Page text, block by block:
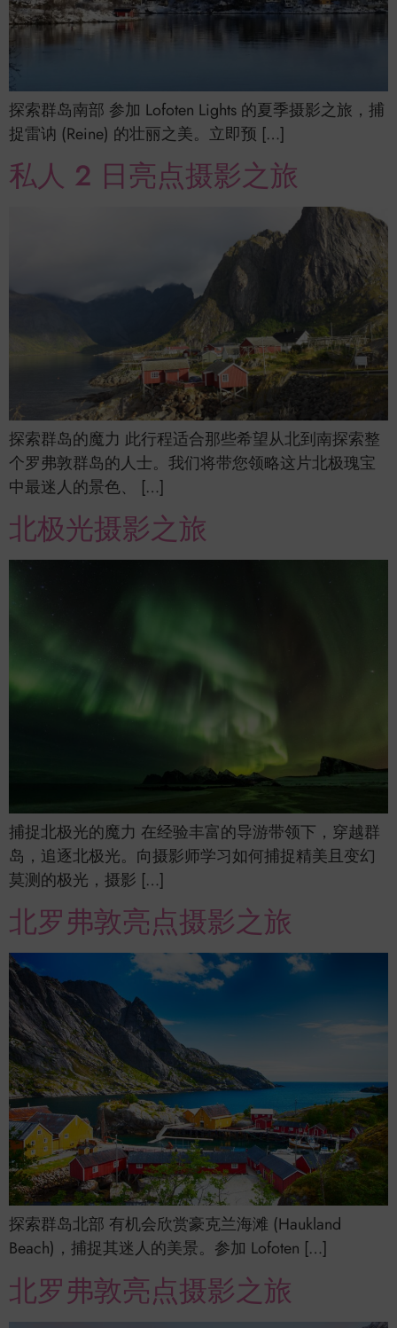
探索群岛南部 参加 Lofoten Lights 的夏季摄影之旅，捕
捉雷讷 (Reine) 的壮丽之美。立即预 […]
私人 2 日亮点摄影之旅
探索群岛的魔力 此行程适合那些希望从北到南探索整
个罗弗敦群岛的人士。我们将带您领略这片北极瑰宝
中最迷人的景色、 […]
北极光摄影之旅
捕捉北极光的魔力 在经验丰富的导游带领下，穿越群
岛，追逐北极光。向摄影师学习如何捕捉精美且变幻
莫测的极光，摄影 […]
北罗弗敦亮点摄影之旅
探索群岛北部 有机会欣赏豪克兰海滩 (Haukland
Beach)，捕捉其迷人的美景。参加 Lofoten […]
北罗弗敦亮点摄影之旅